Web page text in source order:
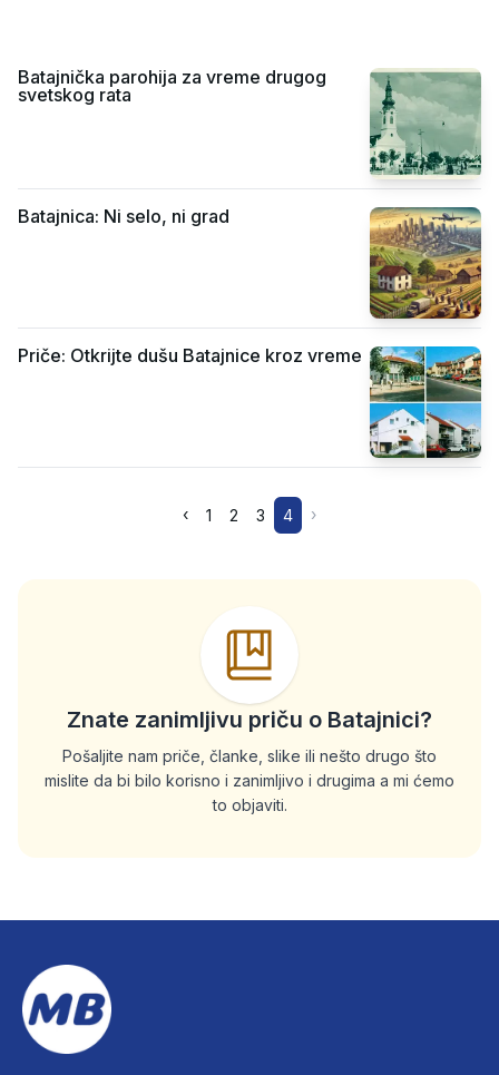
Batajnička parohija za vreme drugog
svetskog rata
Batajnica: Ni selo, ni grad
Priče: Otkrijte dušu Batajnice kroz vreme
‹ 1 2 3 4 ›
Znate zanimljivu priču o Batajnici?
Pošaljite nam priče, članke, slike ili nešto drugo što
mislite da bi bilo korisno i zanimljivo i drugima a mi ćemo
to objaviti.